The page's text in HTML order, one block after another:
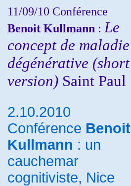
11/09/10 Conférence
Benoit Kullmann : Le
concept de maladie
dégénérative (short
version) Saint Paul
2.10.2010
Conférence Benoit
Kullmann : un
cauchemar
cognitiviste, Nice